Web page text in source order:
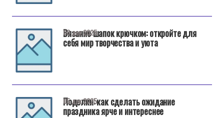
Вязание шапок крючком: откройте для
себя мир творчества и уюта
08 дек 2025
Поделки: как сделать ожидание
праздника ярче и интереснее
05 дек 2025